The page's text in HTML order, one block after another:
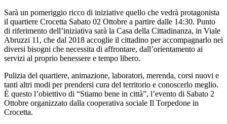
Sarà un pomeriggio ricco di iniziative quello che vedrà protagonista
il quartiere Crocetta Sabato 02 Ottobre a partire dalle 14:30. Punto
di riferimento dell’iniziativa sarà la Casa della Cittadinanza, in Viale
Abruzzi 11, che dal 2018 accoglie il cittadino per accompagnarlo nei
diversi bisogni che necessita di affrontare, dall’orientamento ai
servizi al proprio benessere e tempo libero.
Pulizia del quartiere, animazione, laboratori, merenda, corsi nuovi e
tanti altri modi per prendersi cura del territorio e conoscerlo meglio.
È questo l’obiettivo di “Stiamo bene in città”, l’evento di Sabato 2
Ottobre organizzato dalla cooperativa sociale Il Torpedone in
Crocetta.